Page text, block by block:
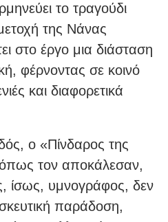
το τραγούδι
της Νάνας
στο έργο μια διάσταση
φέρνοντας σε κοινό
και διαφορετικά
ο «Πίνδαρος της
τον αποκάλεσαν,
ίσως, υμνογράφος, δεν
παράδοση,